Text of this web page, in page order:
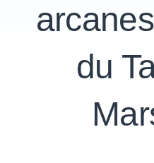
du